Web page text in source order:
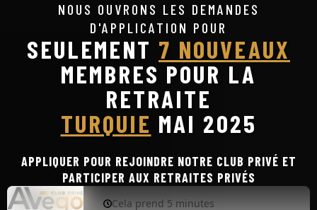
NOUS OUVRONS LES DEMANDES
D'APPLICATION POUR
SEULEMENT 7 NOUVEAUX
MEMBRES POUR LA
RETRAITE
TURQUIE MAI 2025
APPLIQUER POUR REJOINDRE NOTRE CLUB PRIVÉ ET
PARTICIPER AUX RETRAITES PRIVÉS